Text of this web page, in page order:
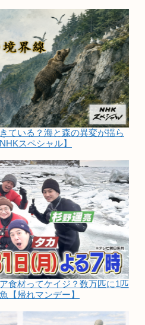
ている？海と森の異変が揺ら
スペシャル】
食材ってケイジ？数万匹に1匹
【帰れマンデー】